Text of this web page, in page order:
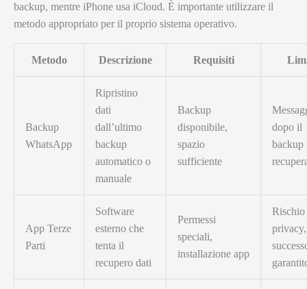
backup, mentre iPhone usa iCloud. È importante utilizzare il
metodo appropriato per il proprio sistema operativo.
Metodo Descrizione Requisiti
Backup
WhatsApp
Ripristino
dati
dall’ultimo
backup
automatico o
manuale
Backup
disponibile,
spazio
sufficiente
dopo il
backup
App Terze
Parti
Software
esterno che
tenta il
recupero dati
Permessi
speciali,
installazione app
Rischio
privacy,